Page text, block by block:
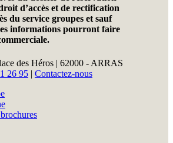
d’accès et de rectification
du service groupes et sauf
informations pourront faire
des Héros | 62000 - ARRAS
26 95 | Contactez-nous